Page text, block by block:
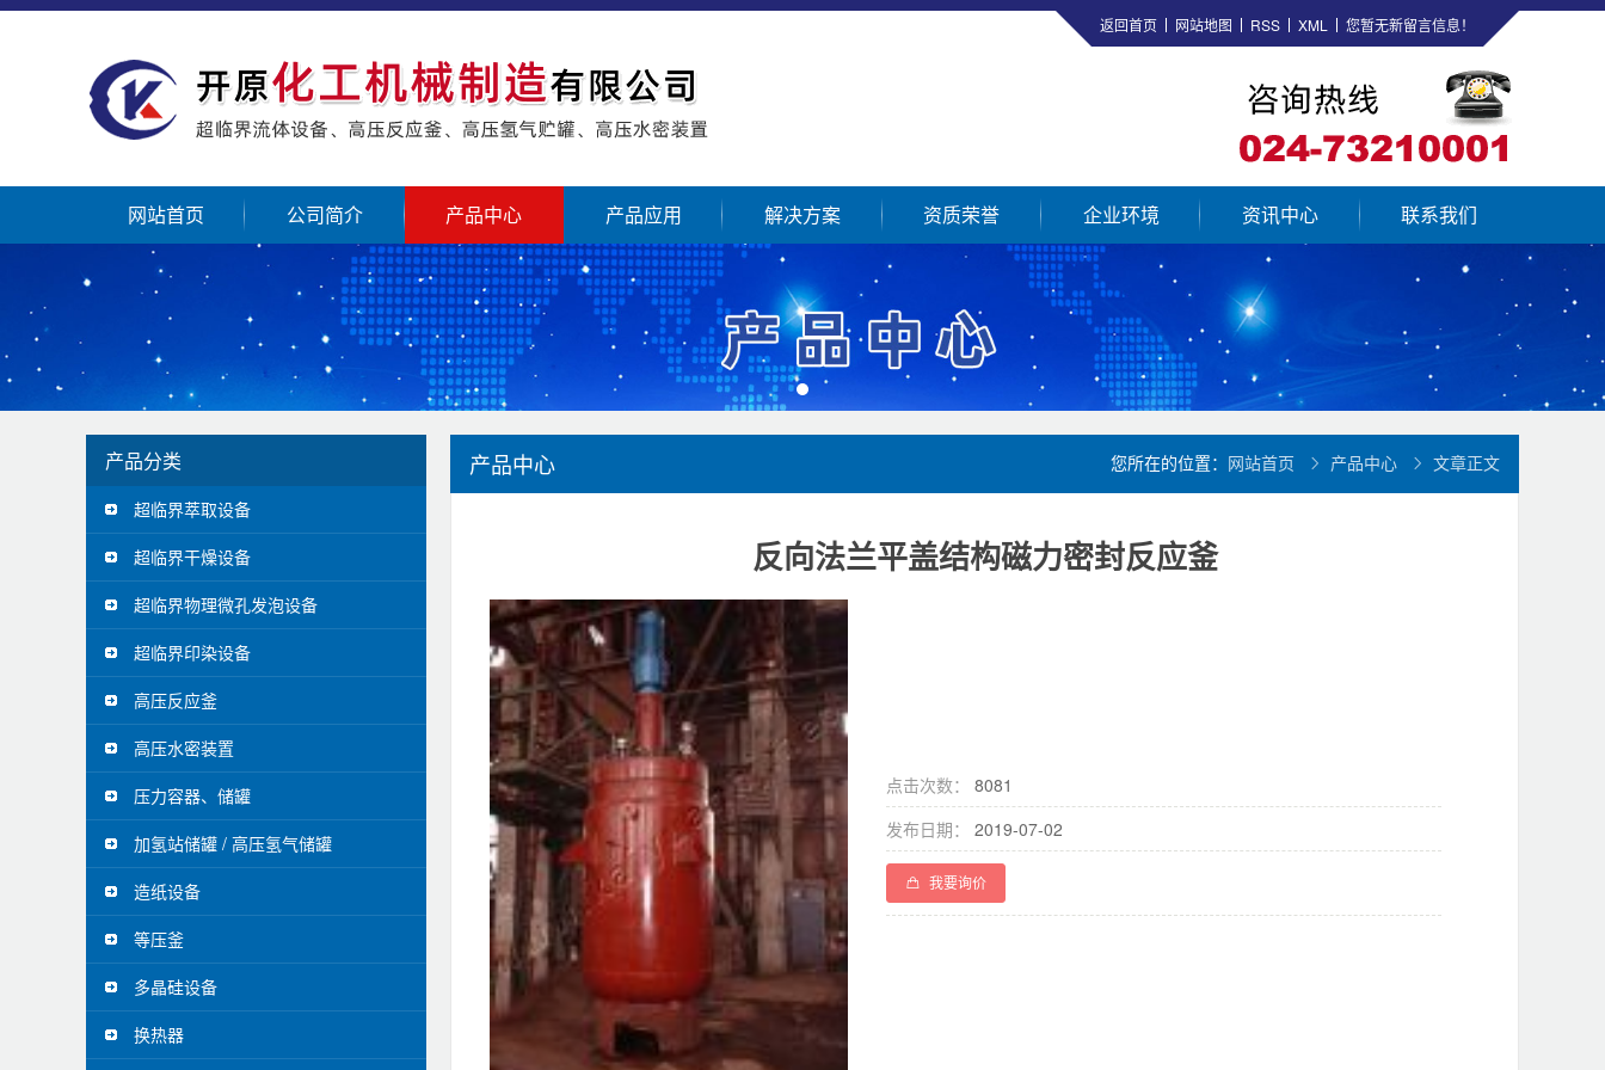
返回首页 网站地图 RSS XML 您暂无新留言信息！
网站首页 公司简介 产品中心 产品应用 解决方案 资质荣誉 企业环境 资讯中心 联系我们
产品分类
超临界萃取设备
超临界干燥设备
超临界物理微孔发泡设备
超临界印染设备
高压反应釜
高压水密装置
压力容器、储罐
加氢站储罐 / 高压氢气储罐
造纸设备
等压釜
多晶硅设备
换热器
产品中心 您所在的位置： 网站首页 产品中心 文章正文
反向法兰平盖结构磁力密封反应釜
点击次数：
8081
发布日期：
2019-07-02
我要询价